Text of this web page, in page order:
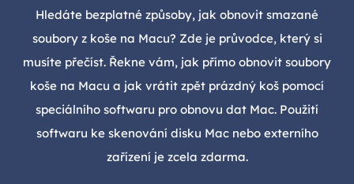
Hledáte bezplatné způsoby, jak obnovit smazané
soubory z koše na Macu? Zde je průvodce, který si
musíte přečíst. Řekne vám, jak přímo obnovit soubory
koše na Macu a jak vrátit zpět prázdný koš pomocí
speciálního softwaru pro obnovu dat Mac. Použití
softwaru ke skenování disku Mac nebo externího
zařízení je zcela zdarma.